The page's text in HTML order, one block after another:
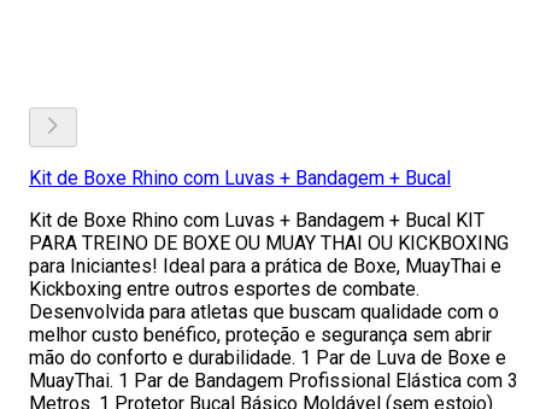
Kit de Boxe Rhino com Luvas + Bandagem + Bucal
Kit de Boxe Rhino com Luvas + Bandagem + Bucal KIT
PARA TREINO DE BOXE OU MUAY THAI OU KICKBOXING
para Iniciantes! Ideal para a prática de Boxe, MuayThai e
Kickboxing entre outros esportes de combate.
Desenvolvida para atletas que buscam qualidade com o
melhor custo benéfico, proteção e segurança sem abrir
mão do conforto e durabilidade. 1 Par de Luva de Boxe e
MuayThai. 1 Par de Bandagem Profissional Elástica com 3
Metros. 1 Protetor Bucal Básico Moldável (sem estojo).